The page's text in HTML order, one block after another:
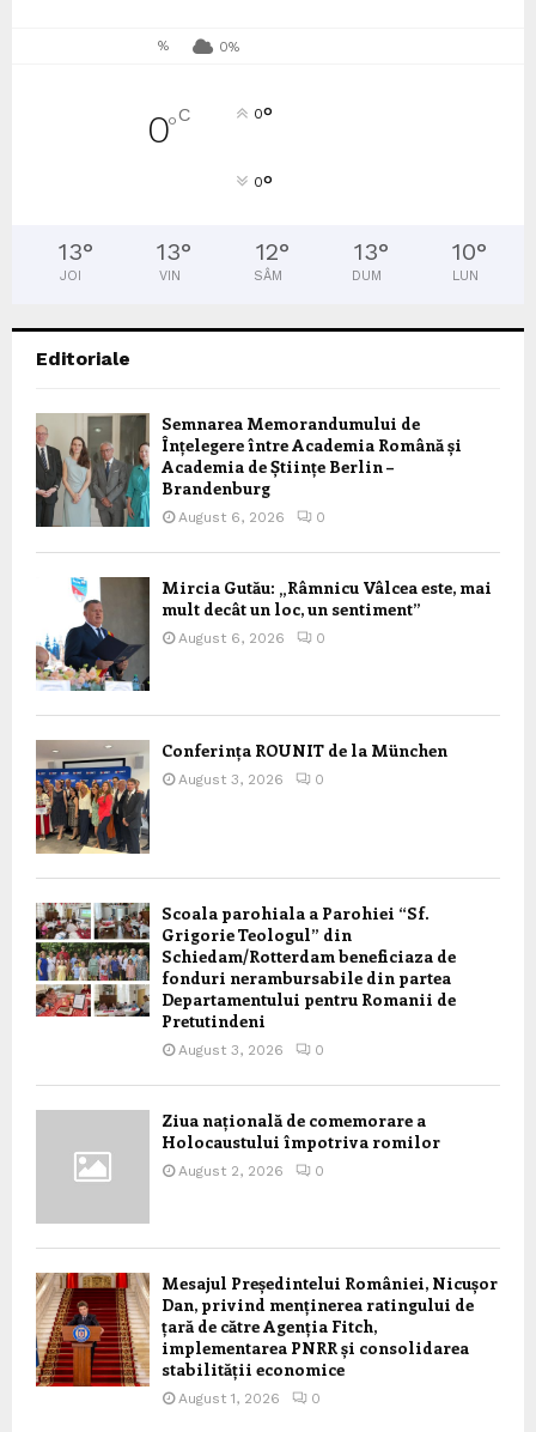
% 0%
0°C 0°
0°
13°
JOI
13°
VIN
12°
SÂM
13°
DUM
10°
LUN
Editoriale
Semnarea Memorandumului de
Înțelegere între Academia Română și
Academia de Științe Berlin –
Brandenburg
August 6, 2026 0
Mircia Gutău: „Râmnicu Vâlcea este, mai
mult decât un loc, un sentiment”
August 6, 2026 0
Conferința ROUNIT de la München
August 3, 2026 0
Scoala parohiala a Parohiei “Sf.
Grigorie Teologul” din
Schiedam/Rotterdam beneficiaza de
fonduri nerambursabile din partea
Departamentului pentru Romanii de
Pretutindeni
August 3, 2026 0
Ziua națională de comemorare a
Holocaustului împotriva romilor
August 2, 2026 0
Mesajul Președintelui României, Nicușor
Dan, privind menținerea ratingului de
țară de către Agenția Fitch,
implementarea PNRR și consolidarea
stabilității economice
August 1, 2026 0